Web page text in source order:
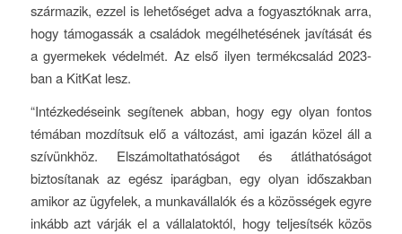
származik, ezzel is lehetőséget adva a fogyasztóknak arra,
hogy támogassák a családok megélhetésének javítását és
a gyermekek védelmét. Az első ilyen termékcsalád 2023-
ban a KitKat lesz.
“Intézkedéseink segítenek abban, hogy egy olyan fontos
témában mozdítsuk elő a változást, ami igazán közel áll a
szívünkhöz. Elszámoltathatóságot és átláthatóságot
biztosítanak az egész iparágban, egy olyan időszakban
amikor az ügyfelek, a munkavállalók és a közösségek egyre
inkább azt várják el a vállalatoktól, hogy teljesítsék közös